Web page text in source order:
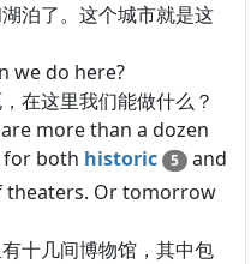
泊了。这个城市就是这
we do here?
这里我们能做什么？
more than a dozen
for both historic 5
and
theaters. Or tomorrow
十几间博物馆，其中包